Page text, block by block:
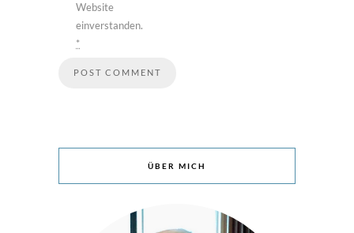
Website
einverstanden.
*
ÜBER MICH